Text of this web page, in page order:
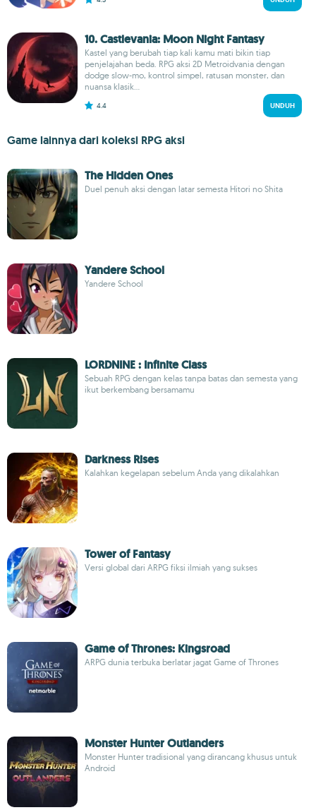
10. Castlevania: Moon Night Fantasy
Kastel yang berubah tiap kali kamu mati bikin tiap
penjelajahan beda. RPG aksi 2D Metroidvania dengan
dodge slow-mo, kontrol simpel, ratusan monster, dan
nuansa klasik...
4.4 UNDUH
Game lainnya dari koleksi RPG aksi
The Hidden Ones
Duel penuh aksi dengan latar semesta Hitori no Shita
Yandere School
Yandere School
LORDNINE : Infinite Class
Sebuah RPG dengan kelas tanpa batas dan semesta yang
ikut berkembang bersamamu
Darkness Rises
Kalahkan kegelapan sebelum Anda yang dikalahkan
Tower of Fantasy
Versi global dari ARPG fiksi ilmiah yang sukses
Game of Thrones: Kingsroad
ARPG dunia terbuka berlatar jagat Game of Thrones
Monster Hunter Outlanders
Monster Hunter tradisional yang dirancang khusus untuk
Android